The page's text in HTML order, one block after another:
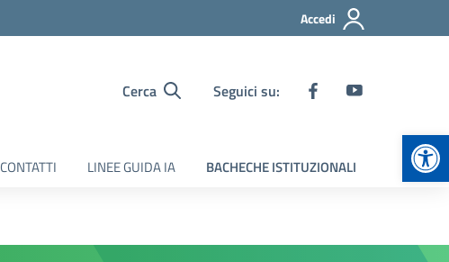
Accedi
Cerca Seguici su:
CONTATTI LINEE GUIDA IA BACHECHE ISTITUZIONALI